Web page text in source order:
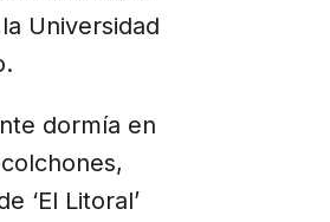
Universidad
dormía en
‘El Litoral’